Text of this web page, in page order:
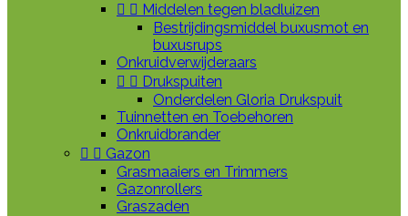
  Middelen tegen bladluizen
Bestrijdingsmiddel buxusmot en
buxusrups
Onkruidverwijderaars
  Drukspuiten
Onderdelen Gloria Drukspuit
Tuinnetten en Toebehoren
Onkruidbrander
  Gazon
Grasmaaiers en Trimmers
Gazonrollers
Graszaden